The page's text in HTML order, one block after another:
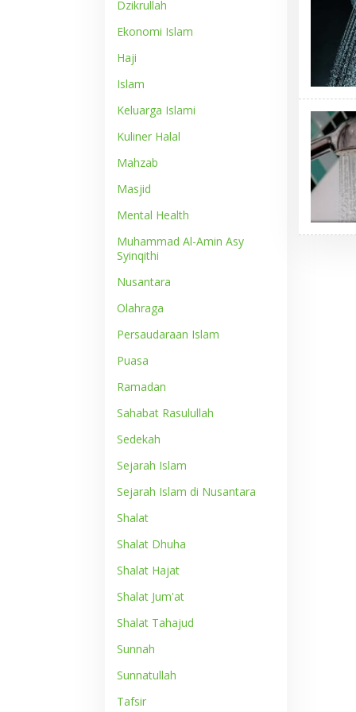
Dzikrullah
Ekonomi Islam
Haji
Islam
Keluarga Islami
Kuliner Halal
Mahzab
Masjid
Mental Health
Muhammad Al-Amin Asy
Syinqithi
Nusantara
Olahraga
Persaudaraan Islam
Puasa
Ramadan
Sahabat Rasulullah
Sedekah
Sejarah Islam
Sejarah Islam di Nusantara
Shalat
Shalat Dhuha
Shalat Hajat
Shalat Jum'at
Shalat Tahajud
Sunnah
Sunnatullah
Tafsir